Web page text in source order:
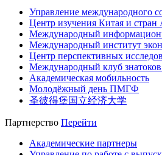
Управление международного
Центр изучения Китая и стран
Международный
Международный институт
Центр перспективных
Международный клуб знатоков
Академическая мобильность
Молодёжный день ПМГФ
圣彼得堡国立经济大学
Партнерство Перейти
Академические партнеры